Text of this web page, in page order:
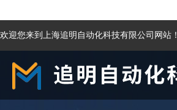
欢迎您来到上海追明自动化科技有限公司网站！